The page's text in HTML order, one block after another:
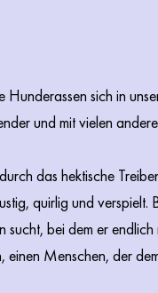
sich in
und mit vielen
das hektische
quirlig und
bei dem er
Menschen, der